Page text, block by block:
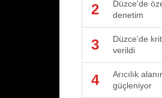
2
Düzce'de
denetim
3
Düzce'de
verildi
4
Arıcılık
güçleniyor